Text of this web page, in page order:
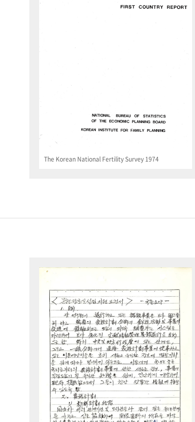
The Korean National Fertility Survey 1974